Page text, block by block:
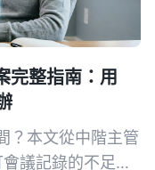
完整指南：用
？本文從中階主管
議記錄的不足，